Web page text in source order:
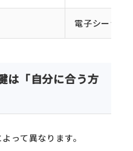
電子シーシャ
は「自分に合う方
って異なります。